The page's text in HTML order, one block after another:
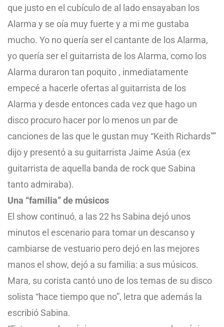
que justo en el cubículo de al lado ensayaban los
Alarma y se oía muy fuerte y a mi me gustaba
mucho. Yo no quería ser el cantante de los Alarma,
yo quería ser el guitarrista de los Alarma, como los
Alarma duraron tan poquito , inmediatamente
empecé a hacerle ofertas al guitarrista de los
Alarma y desde entonces cada vez que hago un
disco procuro hacer por lo menos un par de
canciones de las que le gustan muy “Keith Richards””
dijo y presentó a su guitarrista Jaime Asúa (ex
guitarrista de aquella banda de rock que Sabina
tanto admiraba).
Una “familia” de músicos
El show continuó, a las 22 hs Sabina dejó unos
minutos el escenario para tomar un descanso y
cambiarse de vestuario pero dejó en las mejores
manos el show, dejó a su familia: a sus músicos.
Mara, su corista cantó uno de los temas de su disco
solista “hace tiempo que no”, letra que además la
escribió Sabina.